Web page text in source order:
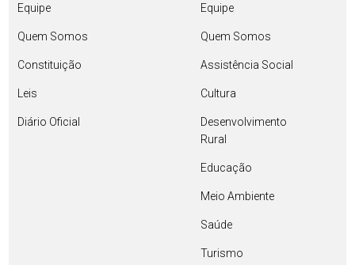
Equipe
Quem Somos
Constituição
Leis
Diário Oficial
Equipe
Quem Somos
Assistência Social
Cultura
Desenvolvimento
Rural
Educação
Meio Ambiente
Saúde
Turismo